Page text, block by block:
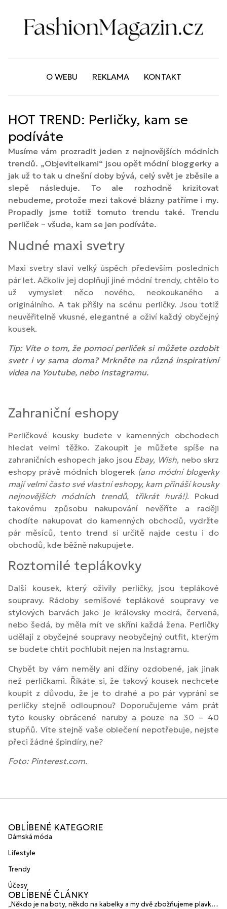
O WEBU REKLAMA KONTAKT
HOT TREND: Perličky, kam se
podíváte
Musíme vám prozradit jeden z nejnovějších módních
trendů. „Objevitelkami“ jsou opět módní bloggerky a
jak už to tak u dnešní doby bývá, celý svět je zběsile a
slepě následuje. To ale rozhodně krizitovat
nebudeme, protože mezi takové blázny patříme i my.
Propadly jsme totiž tomuto trendu také. Trendu
perliček – všude, kam se jen podíváte.
Nudné maxi svetry
Maxi svetry slaví velký úspěch především posledních
pár let. Ačkoliv jej doplňují jiné módní trendy, chtělo to
už vymyslet něco nového, neokoukaného a
originálního. A tak přišly na scénu perličky. Jsou totiž
neuvěřitelně vkusné, elegantné a oživí každý obyčejný
kousek.
Tip: Víte o tom, že pomocí perliček si můžete ozdobit
svetr i vy sama doma? Mrkněte na různá inspirativní
videa na Youtube, nebo Instagramu.
Zahraniční eshopy
Perličkové kousky budete v kamenných obchodech
hledat velmi těžko. Zakoupit je můžete spíše na
zahraničních eshopech jako jsou Ebay, Wish, nebo skrz
eshopy právě módních blogerek (ano módní blogerky
mají velmi často své vlastní eshopy, kam přináší kousky
nejnovějších módních trendů, třikrát hurá!). Pokud
takovému způsobu nakupování nevěříte a raději
chodíte nakupovat do kamenných obchodů, vydržte
pár měsíců, tento trend si určitě najde cestu i do
obchodů, kde běžně nakupujete.
Roztomilé teplákovky
Další kousek, který oživily perličky, jsou teplákové
soupravy. Rádoby semišové teplákové soupravy ve
stylových barvách jako je královsky modrá, červená,
nebo šedá, by měla mít ve skříni každá žena. Perličky
udělají z obyčejné soupravy neobyčejný outfit, kterým
se budete chtít pochlubit nejen na Instagramu.
Chybět by vám neměly ani džíny ozdobené, jak jinak
než perličkami. Říkáte si, že takový kousek nechcete
koupit z důvodu, že je to drahé a po pár vyprání se
perličky stejně odloupnou? Doporučujeme vám prát
tyto kousky obrácené naruby a pouze na 30 – 40
stupňů. Víte stejně vaše oblečení nepotřebuje, nejste
přeci žádné špindíry, ne?
Foto: Pinterest.com.
OBLÍBENÉ KATEGORIE
Dámská móda
Lifestyle
Trendy
Účesy
OBLÍBENÉ ČLÁNKY
„Někdo je na boty, někdo na kabelky a my dvě zbožňujeme plavky“